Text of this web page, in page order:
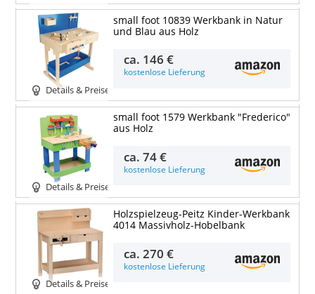
Details & Preise
small foot 10839 Werkbank in Natur
und Blau aus Holz
ca. 146 €
kostenlose Lieferung
Details & Preise
small foot 1579 Werkbank "Frederico"
aus Holz
ca.74 €
kostenlose Lieferung
Details & Preise
Holzspielzeug-Peitz Kinder-Werkbank
4014 Massivholz-Hobelbank
ca.270 €
kostenlose Lieferung